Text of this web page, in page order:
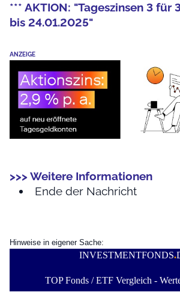
*** AKTION: "Tageszinsen 3 für
bis 24.01.2025"
ANZEIGE
>>> Weitere Informationen
Ende der Nachricht
Hinweise in eigener Sache:
INVESTMENTFONDS.
TOP Fonds / ETF Vergleich -